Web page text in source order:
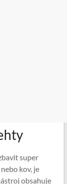
super
kov, je
obsahuje